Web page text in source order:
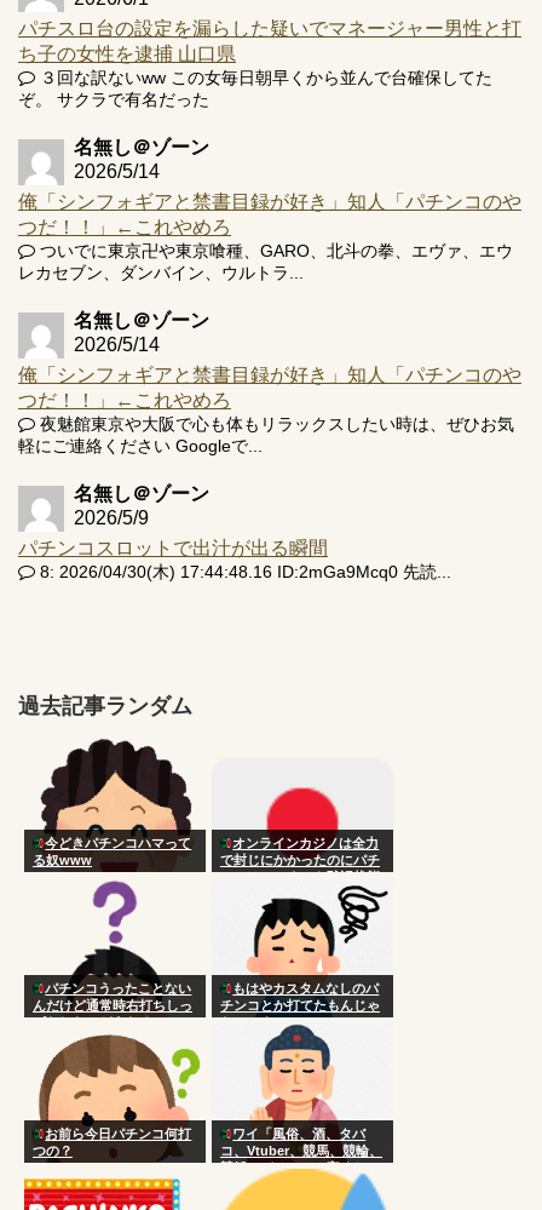
パチスロ台の設定を漏らした疑いでマネージャー男性と打
ち子の女性を逮捕 山口県
３回な訳ないww この女毎日朝早くから並んで台確保してた
ぞ。 サクラで有名だった
名無し＠ゾーン
2026/5/14
俺「シンフォギアと禁書目録が好き」知人「パチンコのや
つだ！！」←これやめろ
ついでに東京卍や東京喰種、GARO、北斗の拳、エヴァ、エウ
レカセブン、ダンバイン、ウルトラ...
名無し＠ゾーン
2026/5/14
俺「シンフォギアと禁書目録が好き」知人「パチンコのや
つだ！！」←これやめろ
夜魅館東京や大阪で心も体もリラックスしたい時は、ぜひお気
軽にご連絡ください Googleで...
名無し＠ゾーン
2026/5/9
パチンコスロットで出汁が出る瞬間
8: 2026/04/30(木) 17:44:48.16 ID:2mGa9Mcq0 先読...
過去記事ランダム
今どきパチンコハマって
る奴www
オンラインカジノは全力
で封じにかかったのにパチ
ンコはいつまでも黙認状態
パチンコうったことない
んだけど通常時右打ちしっ
ぱなしだとどうなるの？
もはやカスタムなしのパ
チンコとか打てたもんじゃ
ないのよ
お前ら今日パチンコ何打
つの？
ワイ「風俗、酒、タバ
コ、Vtuber、競馬、競輪、
競艇、パチンコ、宝くじ一
切やりません興味ありませ
ん」